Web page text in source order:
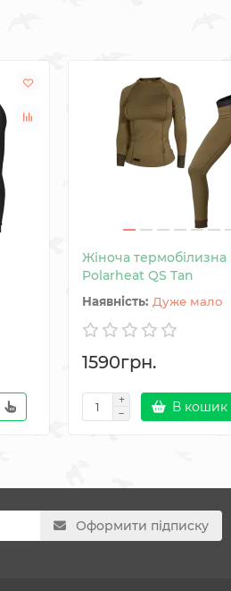
Жіноча термобілизна
Polarheat QS Tan
Дуже мало
1590грн.
В кошик
Оформити підписку